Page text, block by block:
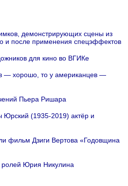
демонстрирующих сцены из
и после применения спецэффектов
для кино во ВГИКе
— хорошо, то у американцев —
Пьера Ришара
Юрский (1935-2019) актёр и
фильм Дзиги Вертова «Годовщина
ролей Юрия Никулина